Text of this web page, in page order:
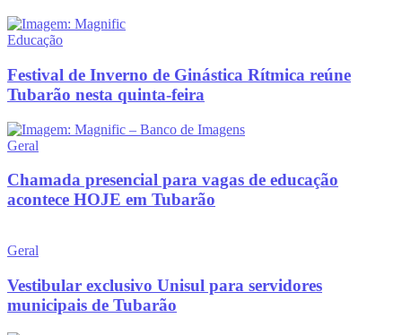
Educação
Festival de Inverno de Ginástica Rítmica reúne
Tubarão nesta quinta-feira
Geral
Chamada presencial para vagas de educação
acontece HOJE em Tubarão
Geral
Vestibular exclusivo Unisul para servidores
municipais de Tubarão